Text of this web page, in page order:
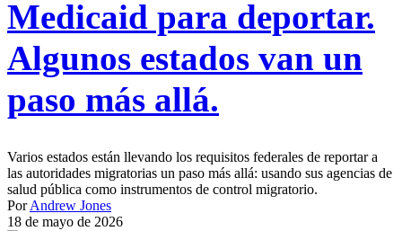
Medicaid para deportar.
Algunos estados van un
paso más allá.
Varios estados están llevando los requisitos federales de reportar a
las autoridades migratorias un paso más allá: usando sus agencias de
salud pública como instrumentos de control migratorio.
PorAndrew Jones
18 de mayo de 2026